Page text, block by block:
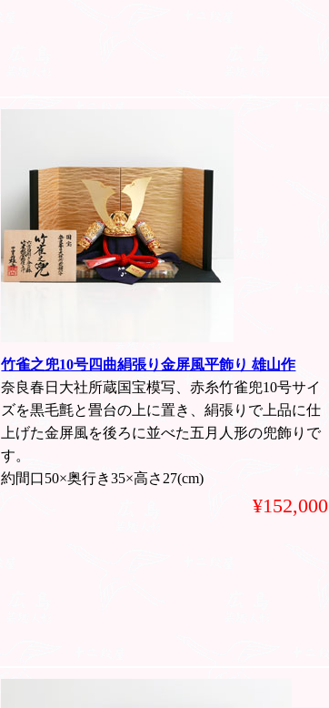
竹雀之兜10号四曲絹張り金屏風平飾り 雄山作
奈良春日大社所蔵国宝模写、赤糸竹雀兜10号サイ
ズを黒毛氈と畳台の上に置き、絹張りで上品に仕
上げた金屏風を後ろに並べた五月人形の兜飾りで
す。
約間口50×奥行き35×高さ27(cm)
¥152,000